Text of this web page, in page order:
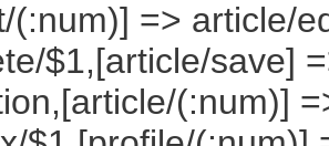
(:num)] => article/
$1,[article/save]
(:num)]